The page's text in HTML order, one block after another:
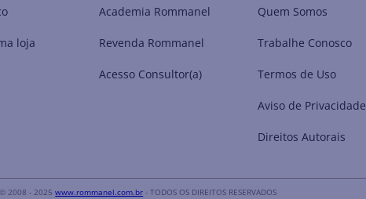
loja
Academia Rommanel
Revenda Rommanel
Acesso Consultor(a)
Quem Somos
Trabalhe Conosco
Termos de Uso
Aviso de Privacidade
Direitos Autorais
2008 - 2025www.rommanel.com.br - TODOS OS DIREITOS RESERVADOS